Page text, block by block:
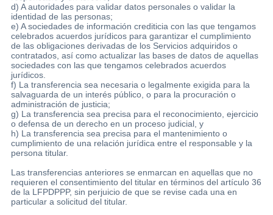
d) A autoridades para validar datos personales o validar la
identidad de las personas;
e) A sociedades de información crediticia con las que tengamos
celebrados acuerdos jurídicos para garantizar el cumplimiento
de las obligaciones derivadas de los Servicios adquiridos o
contratados, así como actualizar las bases de datos de aquellas
sociedades con las que tengamos celebrados acuerdos
jurídicos.
f) La transferencia sea necesaria o legalmente exigida para la
salvaguarda de un interés público, o para la procuración o
administración de justicia;
g) La transferencia sea precisa para el reconocimiento, ejercicio
o defensa de un derecho en un proceso judicial, y
h) La transferencia sea precisa para el mantenimiento o
cumplimiento de una relación jurídica entre el responsable y la
persona titular.
Las transferencias anteriores se enmarcan en aquellas que no
requieren el consentimiento del titular en términos del artículo 36
de la LFPDPPP, sin perjuicio de que se revise cada una en
particular a solicitud del titular.